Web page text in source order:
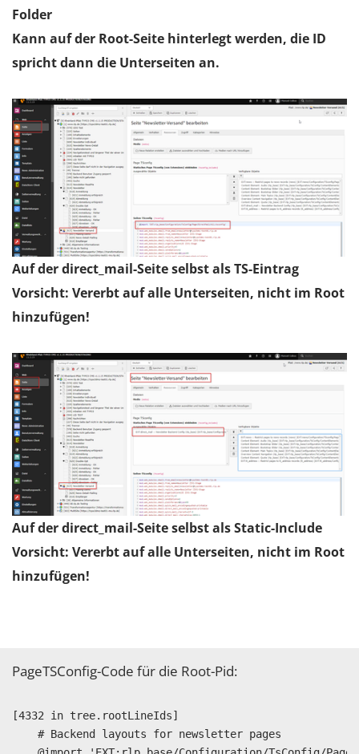
Folder
Kann auf der Root-Seite hinterlegt werden, die ID
spricht dann die Unterseiten an.
Auf der direct_mail-Seite selbst als TS-Eintrag
Vorsicht: Vererbt auf alle Unterseiten, nicht im Root
hinzufügen!
Auf der direct_mail-Seite selbst als Static-Include
Vorsicht: Vererbt auf alle Unterseiten, nicht im Root
hinzufügen!
PageTSConfig-Code für die Root-Pid:
[4332 in tree.rootLineIds]
    # Backend layouts for newsletter pages